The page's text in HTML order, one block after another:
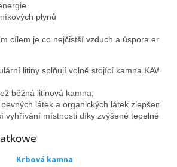
cílem je co nejčistší vzduch a úspora
litiny splňují volně stojící kamna
běžná litinová kamna;
látek a organických látek
vyhřívání místnosti díky zvýšené tepelné
Krbová kamna